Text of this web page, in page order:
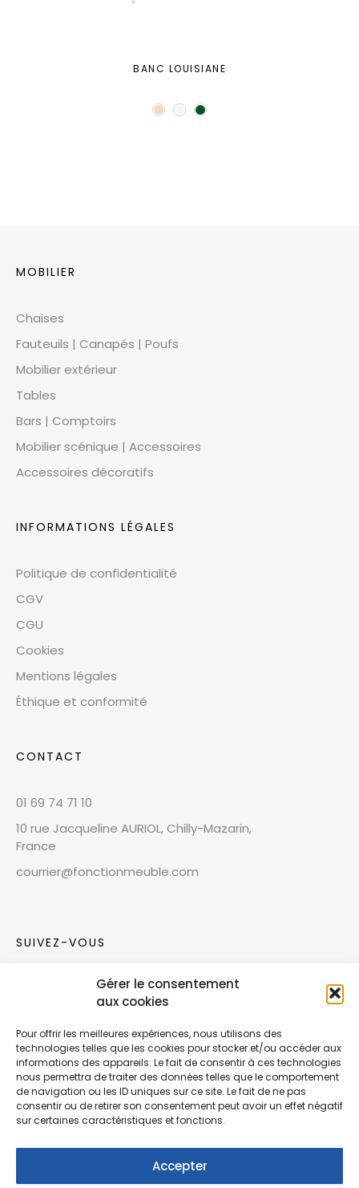
Gérer le consentement
aux cookies
Pour offrir les meilleures expériences, nous utilisons des
technologies telles que les cookies pour stocker et/ou accéder aux
informations des appareils. Le fait de consentir à ces technologies
nous permettra de traiter des données telles que le comportement
de navigation ou les ID uniques sur ce site. Le fait de ne pas
consentir ou de retirer son consentement peut avoir un effet négatif
sur certaines caractéristiques et fonctions.
Accepter
BANC LOUISIANE
MOBILIER
Chaises
Fauteuils | Canapés | Poufs
Mobilier extérieur
Tables
Bars | Comptoirs
Mobilier scénique | Accessoires
Accessoires décoratifs
INFORMATIONS LÉGALES
Politique de confidentialité
CGV
CGU
Cookies
Mentions légales
Éthique et conformité
CONTACT
01 69 74 71 10
10 rue Jacqueline AURIOL, Chilly-Mazarin,
France
courrier@fonctionmeuble.com
SUIVEZ-VOUS
Rejoignez notre communauté sur les réseaux
Nouvelles collections, vie de l’équipe ou
inspirations : soyez informés de nos dernières
actualités.